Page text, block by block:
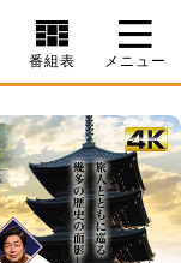
番組表 メニュー